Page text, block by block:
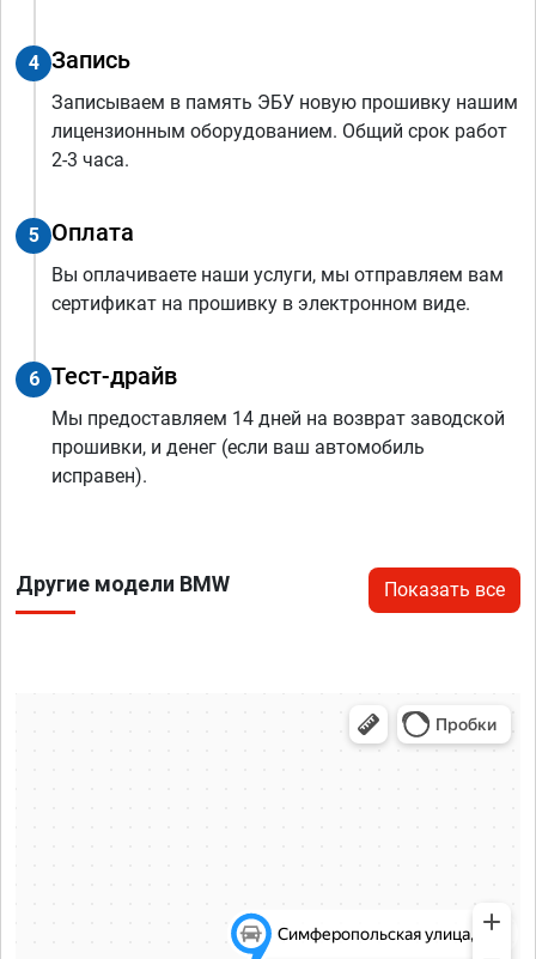
4 Запись
Записываем в память ЭБУ новую прошивку нашим
лицензионным оборудованием. Общий срок работ
2-3 часа.
5 Оплата
Вы оплачиваете наши услуги, мы отправляем вам
сертификат на прошивку в электронном виде.
6 Тест-драйв
Мы предоставляем 14 дней на возврат заводской
прошивки, и денег (если ваш автомобиль
исправен).
Другие модели BMW Показать все